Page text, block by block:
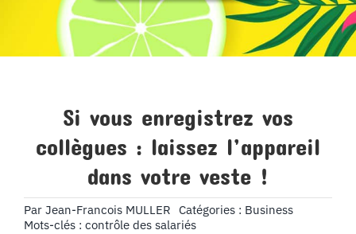
Si vous enregistrez vos
collègues : laissez l’appareil
dans votre veste !
Par Jean-Francois MULLER Catégories : Business
Mots-clés : contrôle des salariés